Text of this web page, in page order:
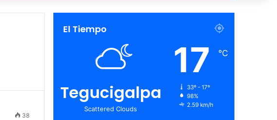
38
El Tiempo
Tegucigalpa
Scattered Clouds
17 ℃
33º - 17º
98%
2.59 km/h